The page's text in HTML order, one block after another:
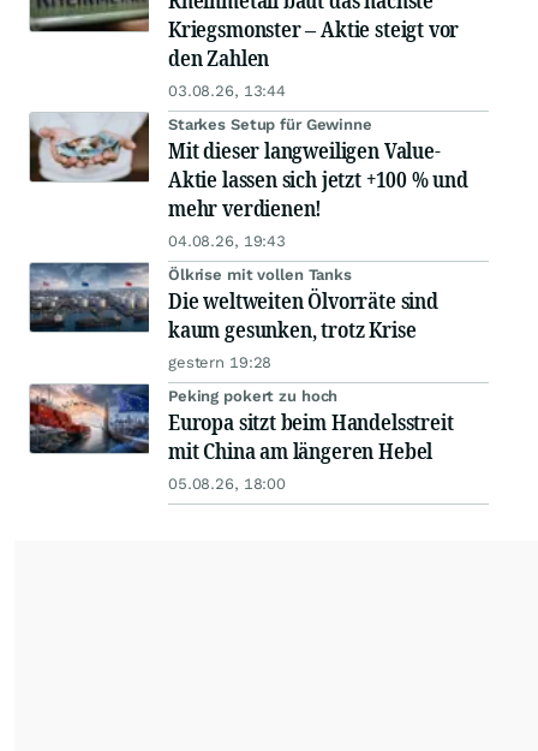
Kriegsmonster – Aktie steigt vor
den Zahlen
03.08.26, 13:44
Starkes Setup für Gewinne
Mit dieser langweiligen Value-
Aktie lassen sich jetzt +100 % und
mehr verdienen!
04.08.26, 19:43
Ölkrise mit vollen Tanks
Die weltweiten Ölvorräte sind
kaum gesunken, trotz Krise
gestern 19:28
Peking pokert zu hoch
Europa sitzt beim Handelsstreit
mit China am längeren Hebel
05.08.26, 18:00